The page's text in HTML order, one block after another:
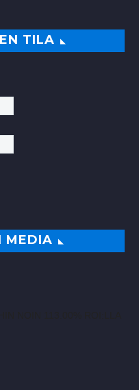
TILA
MEDIA